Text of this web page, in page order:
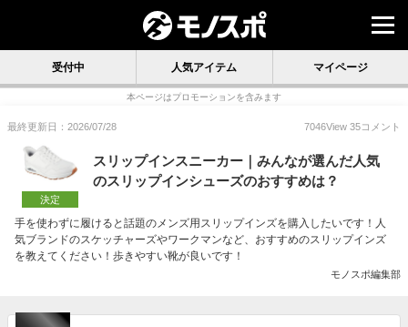
受付中 人気アイテム マイページ
本ページはプロモーションを含みます
最終更新日：2026/07/28 7046View 35コメント
決定
スリップインスニーカー｜みんなが選んだ人気
のスリップインシューズのおすすめは？
手を使わずに履けると話題のメンズ用スリップインズを購入したいです！人
気ブランドのスケッチャーズやワークマンなど、おすすめのスリップインズ
を教えてください！歩きやすい靴が良いです！
モノスポ編集部